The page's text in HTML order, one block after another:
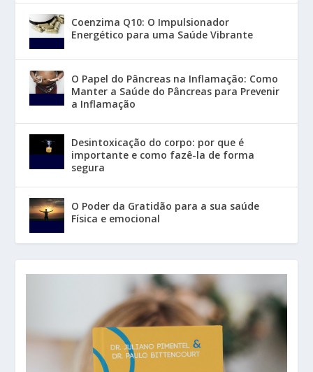
Coenzima Q10: O Impulsionador
Energético para uma Saúde Vibrante
O Papel do Pâncreas na Inflamação: Como
Manter a Saúde do Pâncreas para Prevenir
a Inflamação
Desintoxicação do corpo: por que é
importante e como fazê-la de forma
segura
O Poder da Gratidão para a sua saúde
Física e emocional